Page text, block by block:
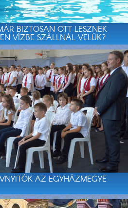
BIZTOSAN OTT LESZNEK
VÍZBE SZÁLLNÁL VELÜK?
AZ EGYHÁZMEGYE